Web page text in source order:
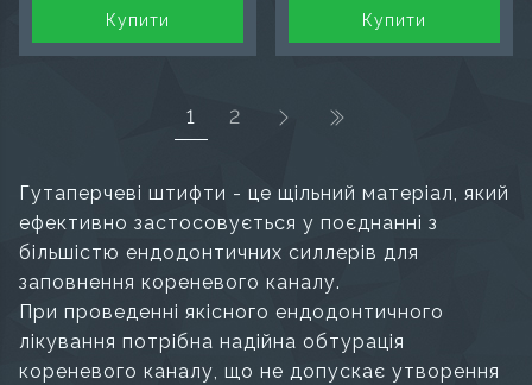
Купити
Купити
1(поточна)
2
Гутаперчеві штифти - це щільний матеріал, який
ефективно застосовується у поєднанні з
більшістю ендодонтичних силлерів для
заповнення кореневого каналу.
При проведенні якісного ендодонтичного
лікування потрібна надійна обтурація
кореневого каналу, що не допускає утворення